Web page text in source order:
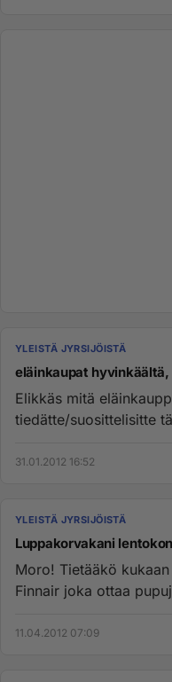
YLEISTÄ JYRSIJÖISTÄ
eläinkaupat
Elikkäs mitä
tiedätte/suosittelisitte
31.01.2012 16:52
YLEISTÄ JYRSIJÖISTÄ
Luppakorvakani
Moro! Tietääkö kukaan jotain muuta lentoyhtiötä kuin
Finnair joka ottaa
11.04.2012 07:09